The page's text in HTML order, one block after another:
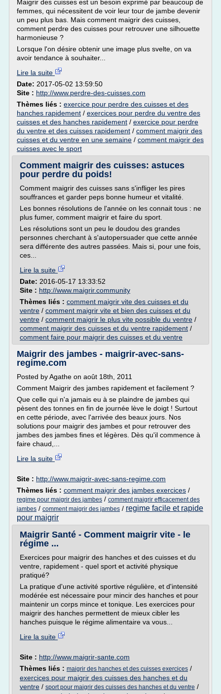
Maigrir des cuisses est un besoin exprimé par beaucoup de
femmes, qui nécessitent de voir leur tour de jambe devenir
un peu plus bas. Mais comment maigrir des cuisses,
comment perdre des cuisses pour retrouver une silhouette
harmonieuse ?
Lorsque l'on désire obtenir une image plus svelte, on va
avoir tendance à souhaiter...
Lire la suite
Date: 2017-05-02 13:59:50
Site : http://www.perdre-des-cuisses.com
Thèmes liés : exercice pour perdre des cuisses et des
hanches rapidement / exercices pour perdre du ventre des
cuisses et des hanches rapidement / exercice pour perdre
du ventre et des cuisses rapidement / comment maigrir des
cuisses et du ventre en une semaine / comment maigrir des
cuisses avec le sport
Comment maigrir des cuisses: astuces
pour perdre du poids!
Comment maigrir des cuisses sans s'infliger les pires
souffrances et garder peps bonne humeur et vitalité.
Les bonnes résolutions de l'année on les connait tous : ne
plus fumer, comment maigrir et faire du sport.
Les résolutions sont un peu le doudou des grandes
personnes cherchant à s'autopersuader que cette année
sera différente des autres passées. Mais si, pour une fois,
ces...
Lire la suite
Date: 2016-05-17 13:33:52
Site : http://www.maigrir.community
Thèmes liés : comment maigrir vite des cuisses et du
ventre / comment maigrir vite et bien des cuisses et du
ventre / comment maigrir le plus vite possible du ventre /
comment maigrir des cuisses et du ventre rapidement /
comment faire pour maigrir des cuisses et du ventre
Maigrir des jambes - maigrir-avec-sans-
regime.com
Posted by Agathe on août 18th, 2011
Comment Maigrir des jambes rapidement et facilement ?
Que celle qui n'a jamais eu à se plaindre de jambes qui
pèsent des tonnes en fin de journée lève le doigt ! Surtout
en cette période, avec l'arrivée des beaux jours. Nos
solutions pour maigrir des jambes et pour retrouver des
jambes des jambes fines et légères. Dès qu'il commence à
faire chaud,...
Lire la suite
Site : http://www.maigrir-avec-sans-regime.com
Thèmes liés : comment maigrir des jambes exercices /
regime pour maigrir des jambes / comment maigrir efficacement des
jambes / comment maigrir des jambes / regime facile et rapide
pour maigrir
Maigrir Santé - Comment maigrir vite - le
régime ...
Exercices pour maigrir des hanches et des cuisses et du
ventre, rapidement - quel sport et activité physique
pratiqué?
La pratique d'une activité sportive régulière, et d'intensité
modérée est nécessaire pour mincir des hanches et pour
maintenir un corps mince et tonique. Les exercices pour
maigrir des hanches permettent de mieux cibler les
hanches puisque le régime alimentaire va vous...
Lire la suite
Site : http://www.maigrir-sante.com
Thèmes liés : maigrir des hanches et des cuisses exercices /
exercices pour maigrir des cuisses des hanches et du
ventre / sport pour maigrir des cuisses des hanches et du ventre /